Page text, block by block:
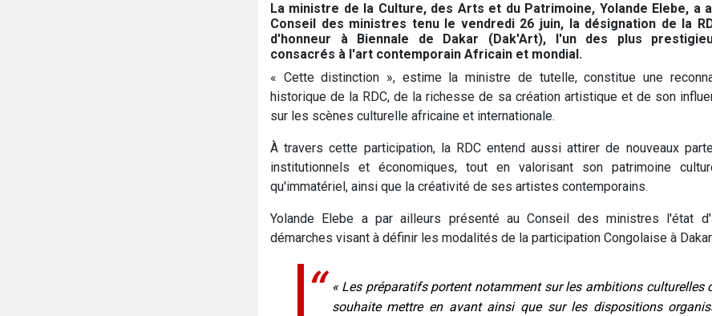
La ministre de la Culture, des Arts et du Patrimoine, Yolande Elebe, a
Conseil des ministres tenu le vendredi 26 juin, la désignation de la
d'honneur à Biennale de Dakar (Dak'Art), l'un des plus
consacrés à l'art contemporain Africain et mondial.
« Cette distinction », estime la ministre de tutelle, constitue une
historique de la RDC, de la richesse de sa création artistique et de son
sur les scènes culturelle africaine et internationale.
À travers cette participation, la RDC entend aussi attirer de nouveaux
institutionnels et économiques, tout en valorisant son patrimoine
qu'immatériel, ainsi que la créativité de ses artistes contemporains.
Yolande Elebe a par ailleurs présenté au Conseil des ministres l'état
démarches visant à définir les modalités de la participation Congolaise à Dakar.
« Les préparatifs portent notamment sur les ambitions culturelles
souhaite mettre en avant ainsi que sur les dispositions